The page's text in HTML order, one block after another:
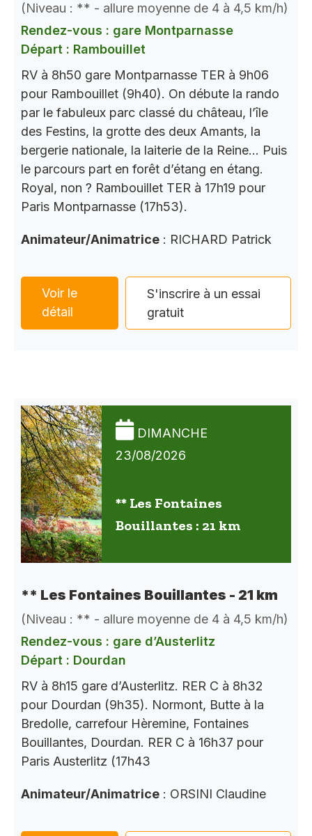
(Niveau : ** - allure moyenne de 4 à 4,5 km/h)
Rendez-vous : gare Montparnasse
Départ : Rambouillet
RV à 8h50 gare Montparnasse TER à 9h06
pour Rambouillet (9h40). On débute la rando
par le fabuleux parc classé du château, l’île
des Festins, la grotte des deux Amants, la
bergerie nationale, la laiterie de la Reine… Puis
le parcours part en forêt d’étang en étang.
Royal, non ? Rambouillet TER à 17h19 pour
Paris Montparnasse (17h53).
Animateur/Animatrice : RICHARD Patrick
Voir le
détail
S'inscrire à un essai
gratuit
DIMANCHE
23/08/2026
** Les Fontaines
Bouillantes : 21 km
** Les Fontaines Bouillantes - 21 km
(Niveau : ** - allure moyenne de 4 à 4,5 km/h)
Rendez-vous : gare d’Austerlitz
Départ : Dourdan
RV à 8h15 gare d’Austerlitz. RER C à 8h32
pour Dourdan (9h35). Normont, Butte à la
Bredolle, carrefour Hèremine, Fontaines
Bouillantes, Dourdan. RER C à 16h37 pour
Paris Austerlitz (17h43
Animateur/Animatrice : ORSINI Claudine